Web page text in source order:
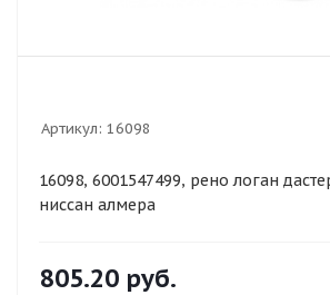
Артикул: 16098
16098, 6001547499, рено логан
ниссан алмера
805.20 руб.